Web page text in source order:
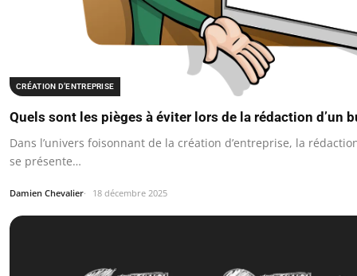
CRÉATION D’ENTREPRISE
Quels sont les pièges à éviter lors de la rédaction d’un
Dans l’univers foisonnant de la création d’entreprise, la
se présente…
Damien Chevalier 18 décembre 2025